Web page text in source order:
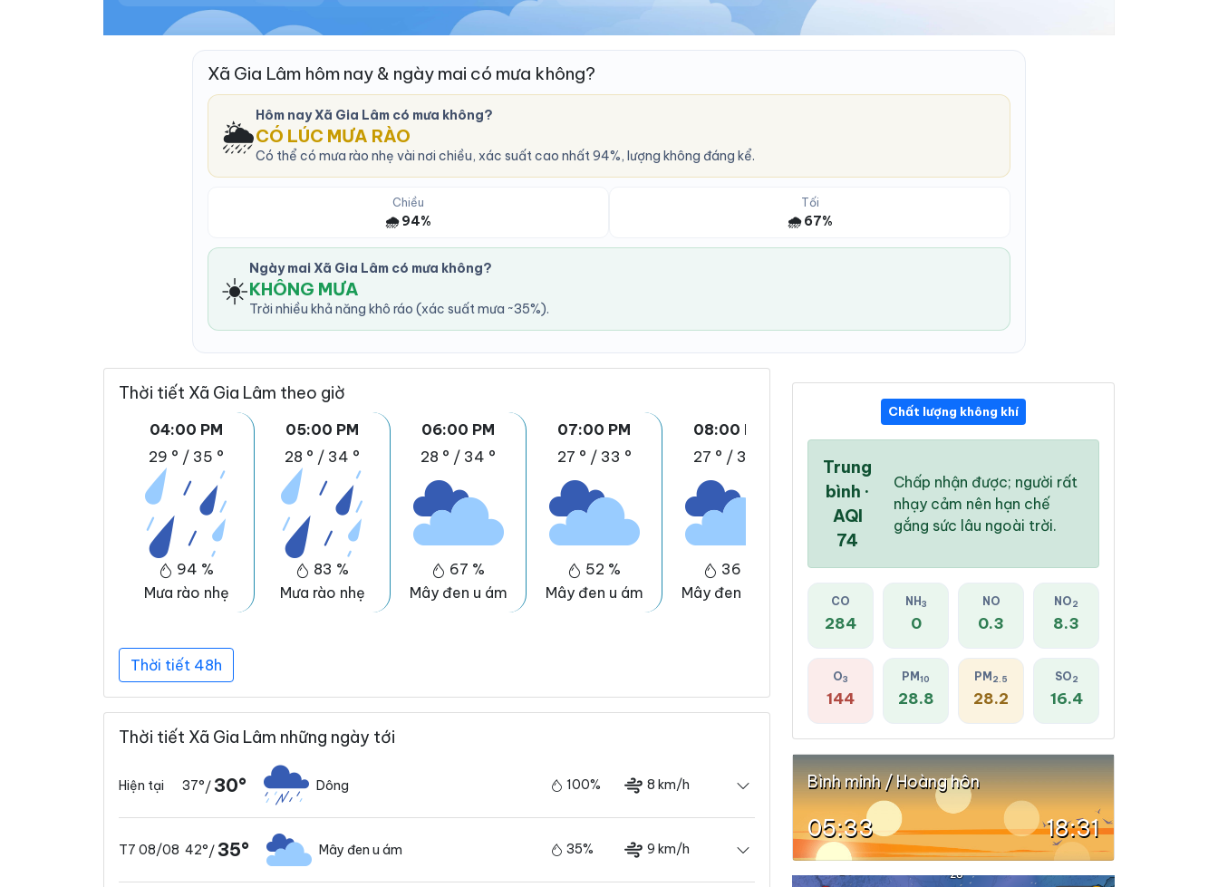
Xã Gia Lâm hôm nay & ngày mai có mưa không?
🌦️
Hôm nay Xã Gia Lâm có mưa không?
CÓ LÚC MƯA RÀO
Có thể có mưa rào nhẹ vài nơi chiều, xác suất cao nhất 94%, lượng không đáng kể.
Chiều
🌧️ 94%
Tối
🌧️ 67%
☀️
Ngày mai Xã Gia Lâm có mưa không?
KHÔNG MƯA
Trời nhiều khả năng khô ráo (xác suất mưa ~35%).
Thời tiết Xã Gia Lâm theo giờ
04:00 PM
29 ° / 35 °
94 %
Mưa rào nhẹ
05:00 PM
28 ° / 34 °
83 %
Mưa rào nhẹ
06:00 PM
28 ° / 34 °
67 %
Mây đen u ám
07:00 PM
27 ° / 33 °
52 %
Mây đen u ám
08:00 PM
27 ° / 33 °
36 %
Mây đen u ám
09:00 PM
27 °
20 %
Mây đen u ám
10:00 PM
10 %
Mây đen u ám
Thời tiết 48h
Thời tiết Xã Gia Lâm những ngày tới
Hiện tại 37°/30° Dông 100% 8 km/h
T7 08/08 42°/35° Mây đen u ám 35% 9 km/h
Chất lượng không khí
Trung
bình ·
AQI
74
Chấp nhận được; người rất
nhạy cảm nên hạn chế
gắng sức lâu ngoài trời.
CO
284
NH 3
0
NO
0.3
NO2
8.3
O3
144
PM 10
28.8
PM 2.5
28.2
SO2
16.4
Bình minh / Hoàng hôn
05:33 18:31